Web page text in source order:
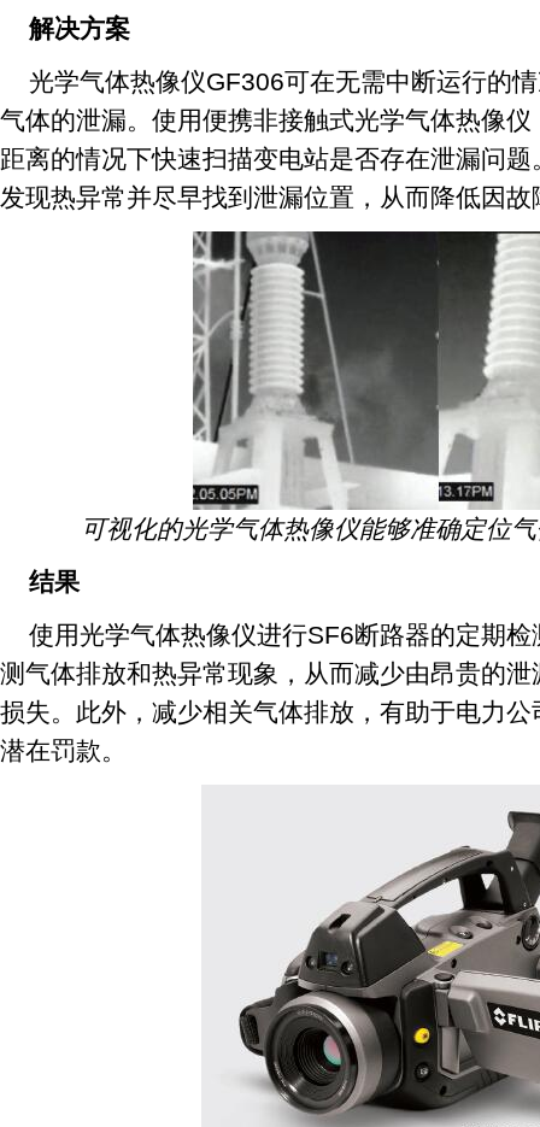
解决方案
光学气体热像仪GF306可在无需中断运行的
气体的泄漏。使用便携非接触式光学气体热像
距离的情况下快速扫描变电站是否存在泄漏问
发现热异常并尽早找到泄漏位置，从而降低因
可视化的光学气体热像仪能够准确定位
结果
使用光学气体热像仪进行SF6断路器的定期
测气体排放和热异常现象，从而减少由昂贵的
损失。此外，减少相关气体排放，有助于电力
潜在罚款。